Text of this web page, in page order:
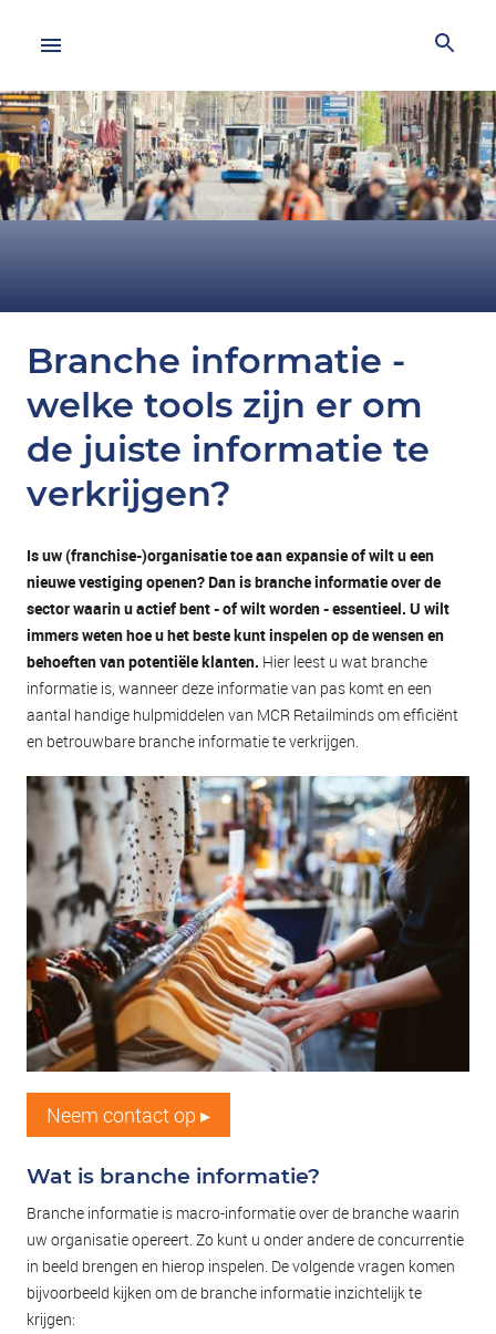
Branche informatie -
welke tools zijn er om
de juiste informatie te
verkrijgen?
Is uw (franchise-)organisatie toe aan expansie of wilt u een
nieuwe vestiging openen? Dan is branche informatie over de
sector waarin u actief bent - of wilt worden - essentieel. U wilt
immers weten hoe u het beste kunt inspelen op de wensen en
behoeften van potentiële klanten. Hier leest u wat branche
informatie is, wanneer deze informatie van pas komt en een
aantal handige hulpmiddelen van MCR Retailminds om efficiënt
en betrouwbare branche informatie te verkrijgen.
Neem contact op ▸
Wat is branche informatie?
Branche informatie is macro-informatie over de branche waarin
uw organisatie opereert. Zo kunt u onder andere de concurrentie
in beeld brengen en hierop inspelen. De volgende vragen komen
bijvoorbeeld kijken om de branche informatie inzichtelijk te
krijgen: